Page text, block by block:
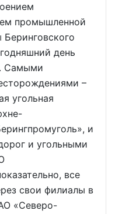
промышленной
день
Самыми
–
угольная
и
и угольными
все
свои филиалы в
«Северо-